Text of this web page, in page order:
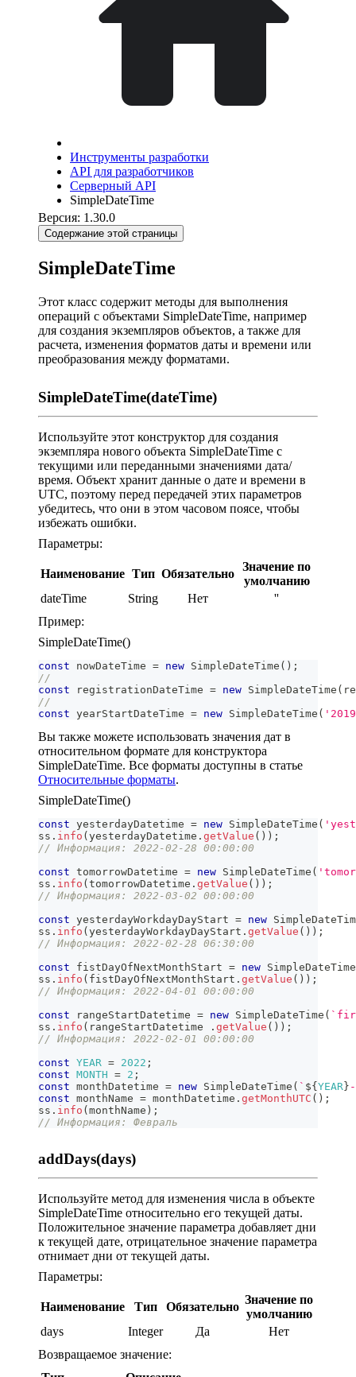
Инструменты разработки
API для разработчиков
Серверный API
SimpleDateTime
Версия: 1.30.0
Содержание этой страницы
SimpleDateTime
Этот класс содержит методы для выполнения
операций с объектами SimpleDateTime, например
для создания экземпляров объектов, а также для
расчета, изменения форматов даты и времени или
преобразования между форматами.
SimpleDateTime(dateTime)
Используйте этот конструктор для создания
экземпляра нового объекта SimpleDateTime с
текущими или переданными значениями дата/
время. Объект хранит данные о дате и времени в
UTC, поэтому перед передачей этих параметров
убедитесь, что они в этом часовом поясе, чтобы
избежать ошибки.
Параметры:
Наименование Тип Обязательно
Значение по
умолчанию
dateTime
String Нет
''
Пример:
SimpleDateTime()
const nowDateTime = new SimpleDateTime ( ) ;
//
const registrationDateTime = new SimpleDateTime (
//
const yearStartDateTime = new SimpleDateTime (
Вы также можете использовать значения дат в
относительном формате для конструктора
SimpleDateTime. Все форматы доступны в статье
Относительные форматы.
SimpleDateTime()
const yesterdayDatetime = new SimpleDateTime (
ss . info ( yesterdayDatetime . getValue ( ) ) ;
// Информация: 2022-02-28 00:00:00
const tomorrowDatetime = new SimpleDateTime (
ss . info ( tomorrowDatetime . getValue ( ) ) ;
// Информация: 2022-03-02 00:00:00
const yesterdayWorkdayDayStart = new
ss . info ( yesterdayWorkdayDayStart . getValue ( ) ) ;
// Информация: 2022-02-28 06:30:00
const fistDayOfNextMonthStart = new SimpleDateTime
ss . info ( fistDayOfNextMonthStart . getValue ( ) ) ;
// Информация: 2022-04-01 00:00:00
const rangeStartDatetime = new SimpleDateTime ( `
ss . info ( rangeStartDatetime . getValue ( ) ) ;
// Информация: 2022-02-01 00:00:00
const YEAR = 2022 ;
const MONTH = 2 ;
const monthDatetime = new SimpleDateTime ( ` ${ YEAR } -
const monthName = monthDatetime . getMonthUTC ( ) ;
ss . info ( monthName ) ;
// Информация: Февраль
addDays(days)
Используйте метод для изменения числа в объекте
SimpleDateTime относительно его текущей даты.
Положительное значение параметра добавляет дни
к текущей дате, отрицательное значение параметра
отнимает дни от текущей даты.
Параметры:
Наименование Тип Обязательно
Значение по
умолчанию
days
Integer Да
Нет
Возвращаемое значение: